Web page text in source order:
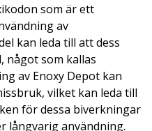
som är ett
av
kan leda till att dess
något som kallas
av Enoxy Depot kan
vilket kan leda till
för dessa biverkningar
långvarig användning.